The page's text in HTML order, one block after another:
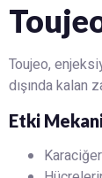
Toujeo,
dışında kalan
Etki